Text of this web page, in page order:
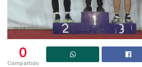
0
Compartido